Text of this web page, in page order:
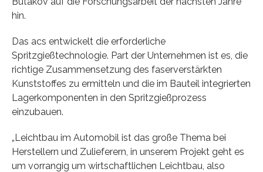
hin.
Das acs entwickelt die erforderliche
Spritzgießtechnologie. Part der Unternehmen ist es, die
richtige Zusammensetzung des faserverstärkten
Kunststoffes zu ermitteln und die im Bauteil integrierten
Lagerkomponenten in den Spritzgießprozess
einzubauen.
„Leichtbau im Automobil ist das große Thema bei
Herstellern und Zulieferern, in unserem Projekt geht es
um vorrangig um wirtschaftlichen Leichtbau, also